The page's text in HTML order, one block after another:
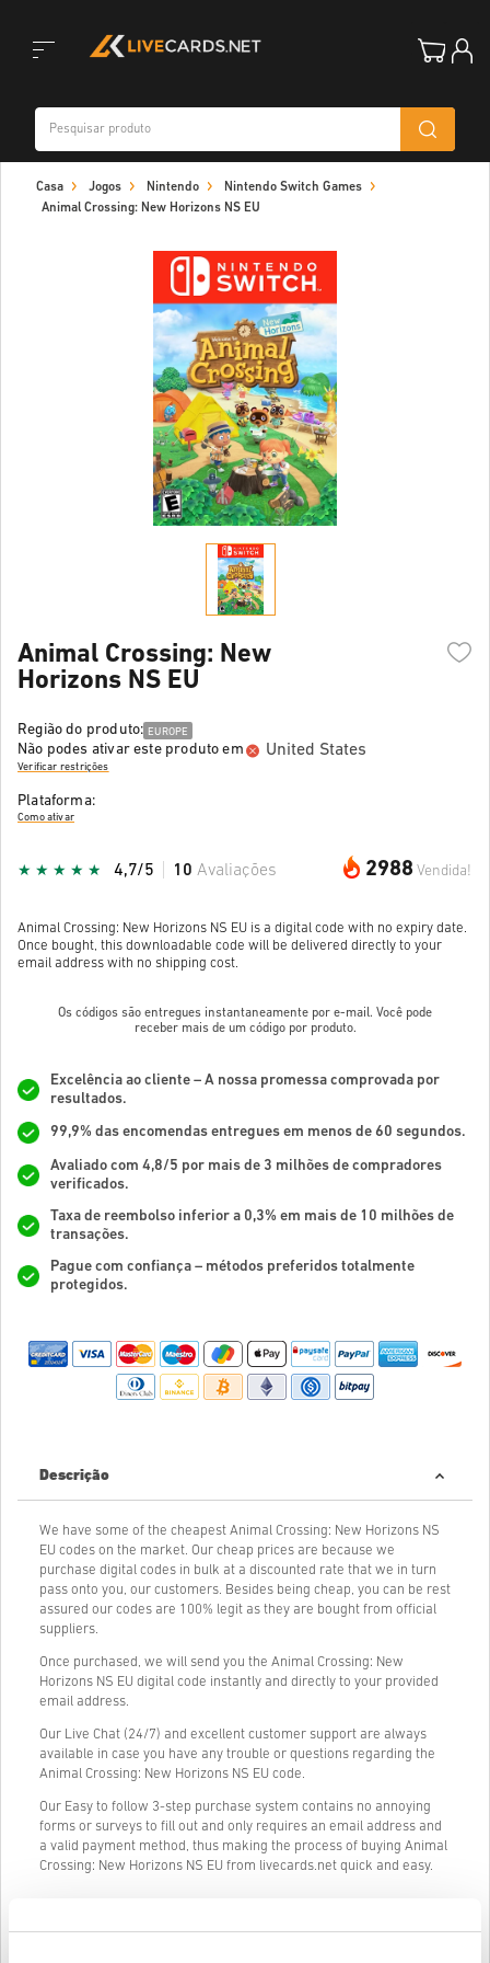
navigation
Casa Jogos Nintendo
Nintendo Switch Games
Animal Crossing: New Horizons NS EU
Animal Crossing: New
Horizons NS EU
Região do produto: EUROPE
Não podes ativar este produto em United States
Verificar restrições
Plataforma:
Como ativar
2988 Vendida!
4,7/5 10 Avaliações
Animal Crossing: New Horizons NS EU is a digital code with no expiry date.
Once bought, this downloadable code will be delivered directly to your
email address with no shipping cost.
Os códigos são entregues instantaneamente por e-mail. Você pode
receber mais de um código por produto.
Excelência ao cliente – A nossa promessa comprovada por
resultados.
99,9% das encomendas entregues em menos de 60 segundos.
Avaliado com 4,8/5 por mais de 3 milhões de compradores
verificados.
Taxa de reembolso inferior a 0,3% em mais de 10 milhões de
transações.
Pague com confiança – métodos preferidos totalmente
protegidos.
Descrição
We have some of the cheapest Animal Crossing: New Horizons NS
EU codes on the market. Our cheap prices are because we
purchase digital codes in bulk at a discounted rate that we in turn
pass onto you, our customers. Besides being cheap, you can be rest
assured our codes are 100% legit as they are bought from official
suppliers.
Once purchased, we will send you the Animal Crossing: New
Horizons NS EU digital code instantly and directly to your provided
email address.
Our Live Chat (24/7) and excellent customer support are always
available in case you have any trouble or questions regarding the
Animal Crossing: New Horizons NS EU code.
Our Easy to follow 3-step purchase system contains no annoying
forms or surveys to fill out and only requires an email address and
a valid payment method, thus making the process of buying Animal
Crossing: New Horizons NS EU from livecards.net quick and easy.
Como funciona na Livecards.net